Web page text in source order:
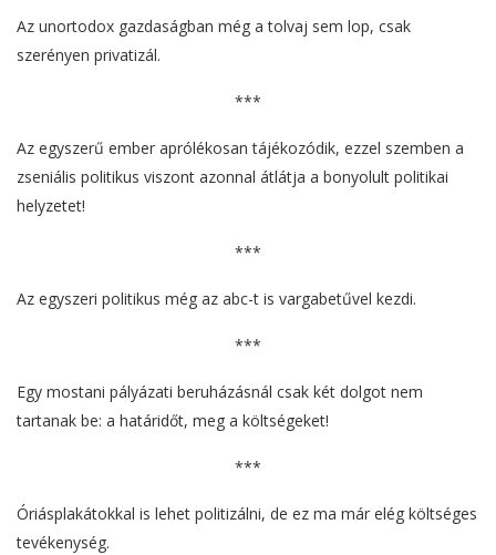
Az unortodox gazdaságban még a tolvaj sem lop, csak
szerényen privatizál.
***
Az egyszerű ember aprólékosan tájékozódik, ezzel szemben a
zseniális politikus viszont azonnal átlátja a bonyolult politikai
helyzetet!
***
Az egyszeri politikus még az abc-t is vargabetűvel kezdi.
***
Egy mostani pályázati beruházásnál csak két dolgot nem
tartanak be: a határidőt, meg a költségeket!
***
Óriásplakátokkal is lehet politizálni, de ez ma már elég költséges
tevékenység.